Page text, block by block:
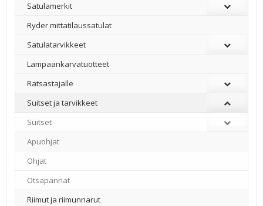
Satulamerkit
Ryder mittatilaussatulat
Satulatarvikkeet
–
Lampaankarvatuotteet
Ratsastajalle
Suitset ja tarvikkeet
Suitset
Apuohjat
Ohjat
Otsapannat
Riimut ja riimunnarut